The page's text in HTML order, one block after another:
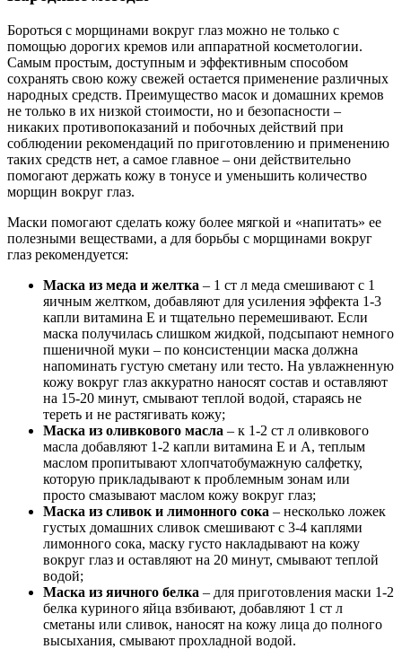
Бороться с морщинами вокруг глаз можно не только с
помощью дорогих кремов или аппаратной косметологии.
Самым простым, доступным и эффективным способом
сохранять свою кожу свежей остается применение различных
народных средств. Преимущество масок и домашних кремов
не только в их низкой стоимости, но и безопасности –
никаких противопоказаний и побочных действий при
соблюдении рекомендаций по приготовлению и применению
таких средств нет, а самое главное – они действительно
помогают держать кожу в тонусе и уменьшить количество
морщин вокруг глаз.
Маски помогают сделать кожу более мягкой и «напитать» ее
полезными веществами, а для борьбы с морщинами вокруг
глаз рекомендуется:
Маска из меда и желтка – 1 ст л меда смешивают с 1
яичным желтком, добавляют для усиления эффекта 1-3
капли витамина Е и тщательно перемешивают. Если
маска получилась слишком жидкой, подсыпают немного
пшеничной муки – по консистенции маска должна
напоминать густую сметану или тесто. На увлажненную
кожу вокруг глаз аккуратно наносят состав и оставляют
на 15-20 минут, смывают теплой водой, стараясь не
тереть и не растягивать кожу;
Маска из оливкового масла – к 1-2 ст л оливкового
масла добавляют 1-2 капли витамина Е и А, теплым
маслом пропитывают хлопчатобумажную салфетку,
которую прикладывают к проблемным зонам или
просто смазывают маслом кожу вокруг глаз;
Маска из сливок и лимонного сока – несколько ложек
густых домашних сливок смешивают с 3-4 каплями
лимонного сока, маску густо накладывают на кожу
вокруг глаз и оставляют на 20 минут, смывают теплой
водой;
Маска из яичного белка – для приготовления маски 1-2
белка куриного яйца взбивают, добавляют 1 ст л
сметаны или сливок, наносят на кожу лица до полного
высыхания, смывают прохладной водой.